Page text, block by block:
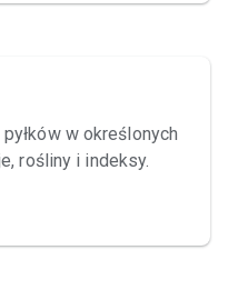
w określonych
rośliny i indeksy.